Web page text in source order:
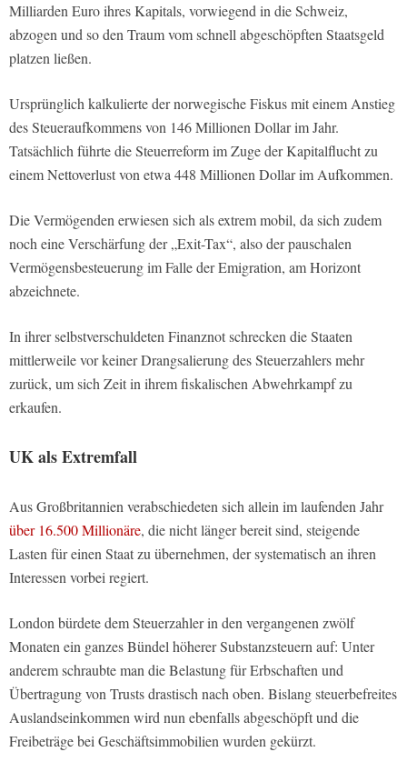
Milliarden Euro ihres Kapitals, vorwiegend in die Schweiz,
abzogen und so den Traum vom schnell abgeschöpften Staatsgeld
platzen ließen.
Ursprünglich kalkulierte der norwegische Fiskus mit einem Anstieg
des Steueraufkommens von 146 Millionen Dollar im Jahr.
Tatsächlich führte die Steuerreform im Zuge der Kapitalflucht zu
einem Nettoverlust von etwa 448 Millionen Dollar im Aufkommen.
Die Vermögenden erwiesen sich als extrem mobil, da sich zudem
noch eine Verschärfung der „Exit-Tax“, also der pauschalen
Vermögensbesteuerung im Falle der Emigration, am Horizont
abzeichnete.
In ihrer selbstverschuldeten Finanznot schrecken die Staaten
mittlerweile vor keiner Drangsalierung des Steuerzahlers mehr
zurück, um sich Zeit in ihrem fiskalischen Abwehrkampf zu
erkaufen.
UK als Extremfall
Aus Großbritannien verabschiedeten sich allein im laufenden Jahr
über 16.500 Millionäre, die nicht länger bereit sind, steigende
Lasten für einen Staat zu übernehmen, der systematisch an ihren
Interessen vorbei regiert.
London bürdete dem Steuerzahler in den vergangenen zwölf
Monaten ein ganzes Bündel höherer Substanzsteuern auf: Unter
anderem schraubte man die Belastung für Erbschaften und
Übertragung von Trusts drastisch nach oben. Bislang steuerbefreites
Auslandseinkommen wird nun ebenfalls abgeschöpft und die
Freibeträge bei Geschäftsimmobilien wurden gekürzt.